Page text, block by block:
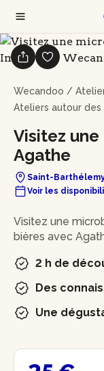
Wecandoo /
Ateliers autour des
Visitez
Agathe
Saint-
Voir les
En bref
Visitez une
bières avec
2 h de
Des
Une